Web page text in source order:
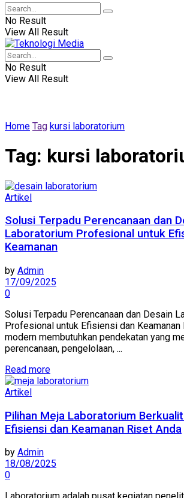
No Result
View All Result
No Result
View All Result
Home Tag kursi laboratorium
Tag: kursi
Artikel
Solusi Terpadu Perencanaan dan
Laboratorium Profesional untuk
Keamanan
by Admin
17/09/2025
0
Solusi Terpadu Perencanaan dan Desain
Profesional untuk Efisiensi dan Keamanan
modern membutuhkan pendekatan yang
perencanaan, pengelolaan, ...
Read more
Artikel
Pilihan Meja Laboratorium
Efisiensi dan Keamanan Riset Anda
by Admin
18/08/2025
0